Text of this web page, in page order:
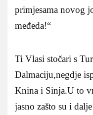
primjesama novog
međeda!“
Ti Vlasi stočari s
Dalmaciju,negdje
Knina i Sinja.U to
jasno zašto su i